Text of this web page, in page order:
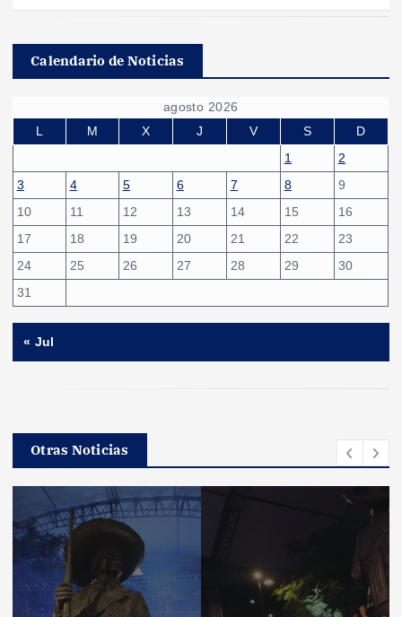
Calendario de Noticias
agosto 2026
L
M X J V S
D
1
2
3
4 5 6 7 8
9
10
11 12 13 14 15
16
17
18 19 20 21 22
23
24
25 26 27 28 29
30
31
« Jul
Otras Noticias